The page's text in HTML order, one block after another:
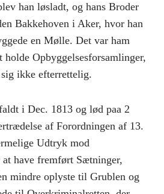
han løsladt, og hans Broder
Bakkehoven i Aker, hvor han
en Mølle. Det var ham
Opbyggelsesforsamlinger,
ikke efterrettelig.
i Dec. 1813 og lød paa 2
af Forordningen af 13.
Udtryk mod
have fremført Sætninger,
mindre oplyste til Grublen og